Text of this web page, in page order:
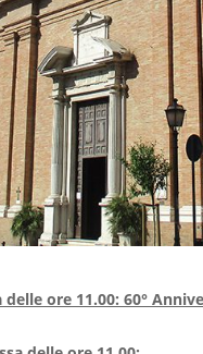
delle ore 11.00: 60°